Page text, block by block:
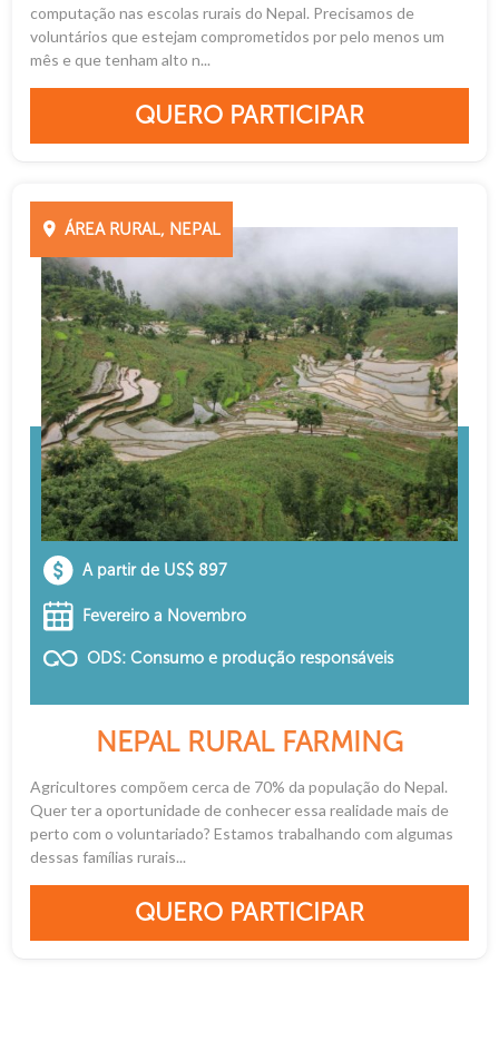
computação nas escolas rurais do Nepal. Precisamos de
voluntários que estejam comprometidos por pelo menos um
mês e que tenham alto n...
QUERO PARTICIPAR
ÁREA RURAL, NEPAL
A partir de US$ 897
Fevereiro a Novembro
ODS: Consumo e produção responsáveis
NEPAL RURAL FARMING
Agricultores compõem cerca de 70% da população do Nepal.
Quer ter a oportunidade de conhecer essa realidade mais de
perto com o voluntariado? Estamos trabalhando com algumas
dessas famílias rurais...
QUERO PARTICIPAR